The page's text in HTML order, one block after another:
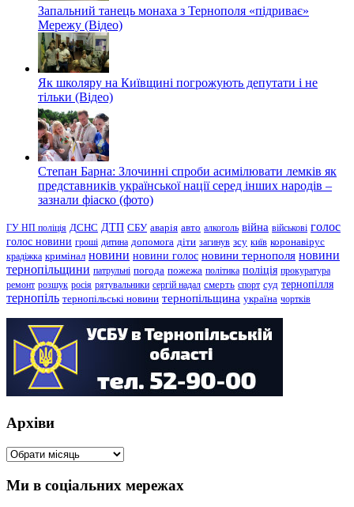
Запальний танець монаха з Тернополя «підриває»
Мережу (Відео)
Як школяру на Київщині погрожують депутати і не
тільки (Відео)
Степан Барна: Злочинні спроби асимілювати лемків як
представників української нації серед інших народів –
зазнали фіаско (фото)
ГУ НП поліція ДСНС ДТП СБУ аварія авто алкоголь війна військові голос
голос новини гроші дитина допомога діти загинув зсу київ коронавірус
крадіжка кримінал новини новини голос новини тернополя новини
тернопільщини патрульні погода пожежа політика поліція прокуратура
ремонт розшук росія рятувальники сергій надал смерть спорт суд тернопілля
тернопіль тернопільські новини тернопільщина україна чортків
Архіви
Архіви
Ми в соціальних мережах